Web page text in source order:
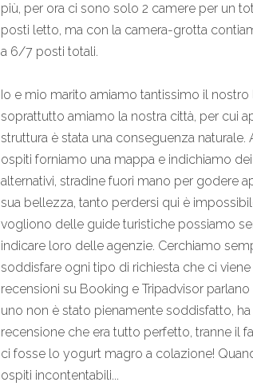
più, per ora ci sono solo 2 camere per un
posti letto, ma con la camera-grotta
a 6/7 posti totali.
Io e mio marito amiamo tantissimo il nostro
soprattutto amiamo la nostra città, per cui
struttura è stata una conseguenza naturale.
ospiti forniamo una mappa e indichiamo
alternativi, stradine fuori mano per godere
sua bellezza, tanto perdersi qui è
vogliono delle guide turistiche possiamo
indicare loro delle agenzie. Cerchiamo
soddisfare ogni tipo di richiesta che ci viene
recensioni su Booking e Tripadvisor parlano
uno non è stato pienamente soddisfatto,
recensione che era tutto perfetto, tranne il
ci fosse lo yogurt magro a colazione!
ospiti incontentabili...